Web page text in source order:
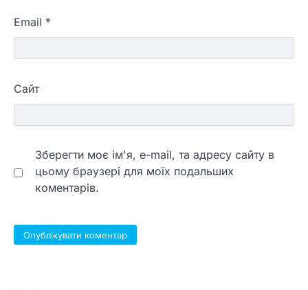
Email *
Сайт
Зберегти моє ім'я, e-mail, та адресу сайту в
цьому браузері для моїх подальших
коментарів.